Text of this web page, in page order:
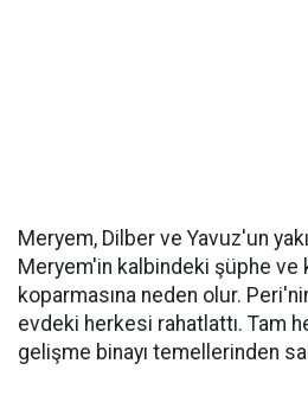
Meryem, Dilber ve Yavuz'un
Meryem'in kalbindeki şüphe ve
koparmasına neden olur. Peri'nin
evdeki herkesi rahatlattı. Tam
gelişme binayı temellerinden